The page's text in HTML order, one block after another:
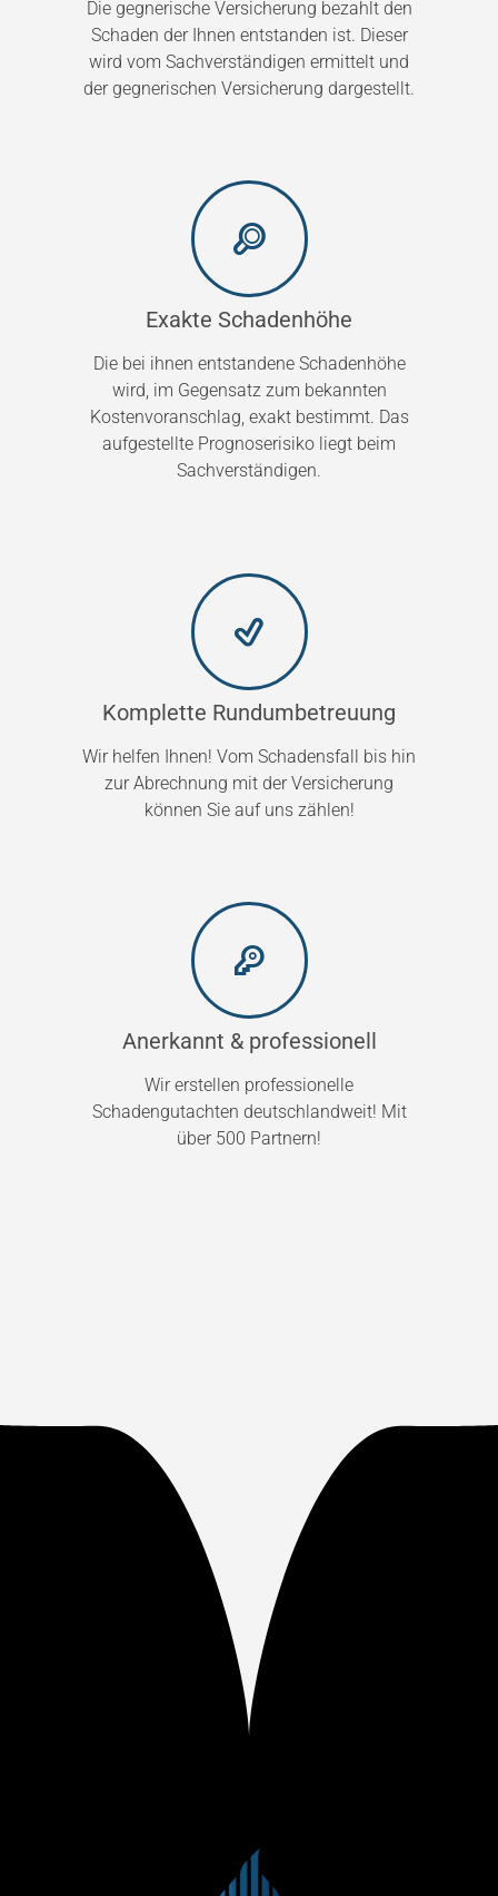
Die gegnerische Versicherung bezahlt den
Schaden der Ihnen entstanden ist. Dieser
wird vom Sachverständigen ermittelt und
der gegnerischen Versicherung dargestellt.
Exakte Schadenhöhe
Die bei ihnen entstandene Schadenhöhe
wird, im Gegensatz zum bekannten
Kostenvoranschlag, exakt bestimmt. Das
aufgestellte Prognoserisiko liegt beim
Sachverständigen.
Komplette Rundumbetreuung
Wir helfen Ihnen! Vom Schadensfall bis hin
zur Abrechnung mit der Versicherung
können Sie auf uns zählen!
Anerkannt & professionell
Wir erstellen professionelle
Schadengutachten deutschlandweit! Mit
über 500 Partnern!